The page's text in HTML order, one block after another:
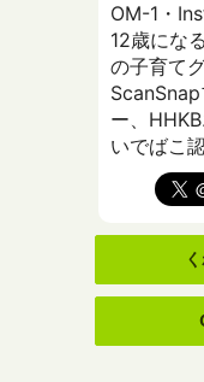
OM-1・
12歳にな
の子育て
ー、
いでばこ